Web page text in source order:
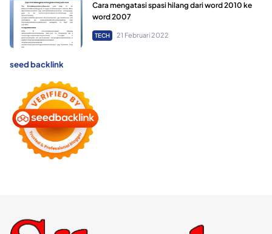
Cara mengatasi spasi hilang dari word 2010 ke
word 2007
TECH 21 Februari 2022
seed backlink